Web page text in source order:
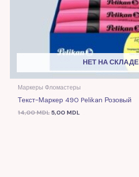
НЕТ НА СКЛАДЕ
Маркеры Фломастеры
Текст-Маркер 490 Pelikan Розовый
14,00MDL5,00 MDL